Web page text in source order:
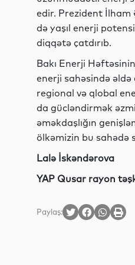
edir. Prezident İlham
də yaşıl enerji
diqqətə çatdırıb.
Bakı Enerji
enerji sahəsində
regional və qlobal
da gücləndirmək
əməkdaşlığın
ölkəmizin bu sahədə
Lalə İskəndərova
YAP Qusar rayon
Paylaş: